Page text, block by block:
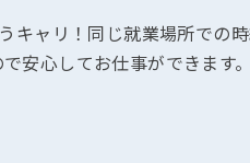
トャリ！同じ就業場所での
安心してお仕事ができます